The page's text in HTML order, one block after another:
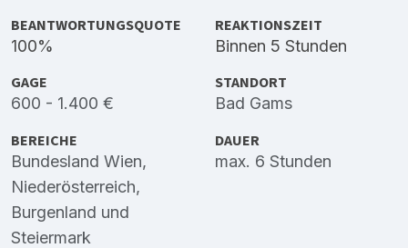
BEANTWORTUNGSQUOTE
100%
REAKTIONSZEIT
Binnen 5 Stunden
GAGE
600 - 1.400 €
STANDORT
Bad Gams
BEREICHE
Bundesland Wien,
Niederösterreich,
Burgenland und
Steiermark
DAUER
max. 6 Stunden